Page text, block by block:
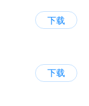
下载
下载